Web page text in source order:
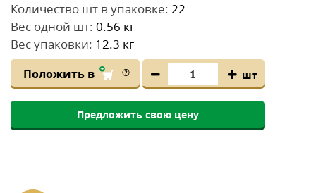
Количество шт в упаковке: 22
Вес одной шт: 0.56 кг
Вес упаковки: 12.3 кг
Положить в шт
Предложить свою цену